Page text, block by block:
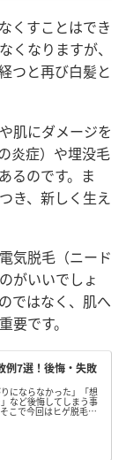
くすことはでき
くなりますが、
つと再び白髪と
肌にダメージを
炎症）や埋没毛
るのです。ま
き、新しく生え
気脱毛（ニード
がいいでしょ
ではなく、肌へ
です。
例7選！後悔・失敗
にならなかった」「想
など後悔してしまう事
こで今回はヒゲ脱毛の